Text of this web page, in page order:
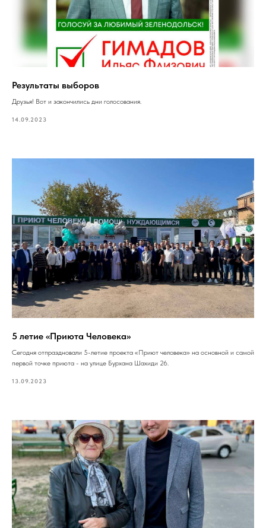
Результаты выборов
Друзья! Вот и закончились дни голосования.
14.09.2023
5 летие «Приюта Человека»
Сегодня отпраздновали 5-летие проекта «Приют человека» на основной и самой
первой точке приюта - на улице Бурхана Шахиди 26.
13.09.2023